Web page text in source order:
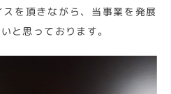
を頂きながら、当事業を発展
と思っております。